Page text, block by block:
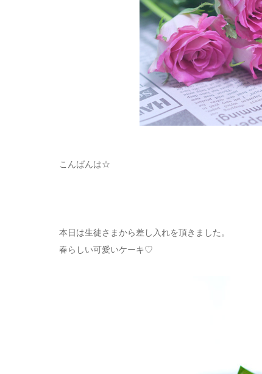
こんばんは☆
本日は生徒さまから差し入れを頂きました。
春らしい可愛いケーキ♡